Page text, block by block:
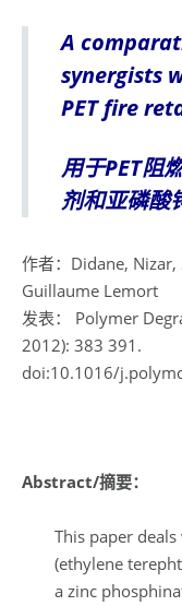
A
synergists
PET fire
用于PET阻
剂和亚磷酸
作者：Didane,
Guillaume Lemort
发表： Polymer
2012): 383 391.
doi:10.1016/
Abstract/摘要：
This paper
(ethylene
a zinc